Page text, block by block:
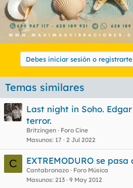
Debes iniciar sesión o
Temas similares
Last night in Soho.
terror.
Britzingen
Foro Cine
Masunos 17 2 Jul 2022
C EXTREMODURO se pasa
Cantabronazo
Foro Música
Masunos 213 9 May 2012